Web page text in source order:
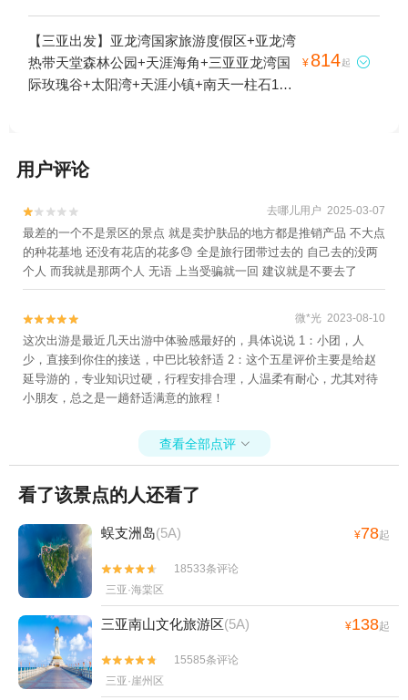
度假区1日游
【三亚出发】亚龙湾国家旅游度假区+亚龙湾
热带天堂森林公园+天涯海角+三亚亚龙湾国
际玫瑰谷+太阳湾+天涯小镇+南天一柱石1日
¥ 814起 
用户评论

 去哪儿用户 2025-03-07
最差的一个不是景区的景点 就是卖护肤品的地方都是推销产品 不大点
的种花基地 还没有花店的花多😓 全是旅行团带过去的 自己去的没两
个人 而我就是那两个人 无语 上当受骗就一回 建议就是不要去了

 微*光 2023-08-10
这次出游是最近几天出游中体验感最好的，具体说说 1：小团，人
少，直接到你住的接送，中巴比较舒适 2：这个五星评价主要是给赵
延导游的，专业知识过硬，行程安排合理，人温柔有耐心，尤其对待
小朋友，总之是一趟舒适满意的旅程！
查看全部点评 
看了该景点的人还看了
蜈支洲岛(5A) ¥78起


18533条评论
三亚·海棠区
三亚南山文化旅游区(5A) ¥138起


15585条评论
三亚·崖州区